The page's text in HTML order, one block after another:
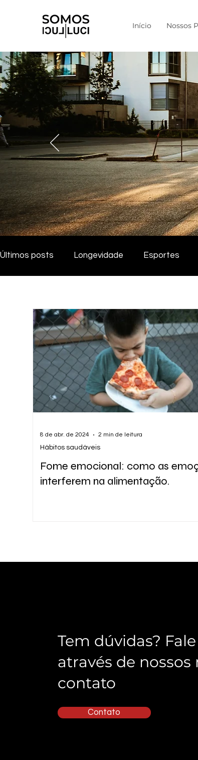
Início Nossos
Últimos posts Longevidade Esportes
Fome emocional: como as
interferem na alimentação.
Hábitos saudáveis
8 de abr. de 2024 2 min de leitura
Tem dúvidas?
através de nossos
contato
Contato